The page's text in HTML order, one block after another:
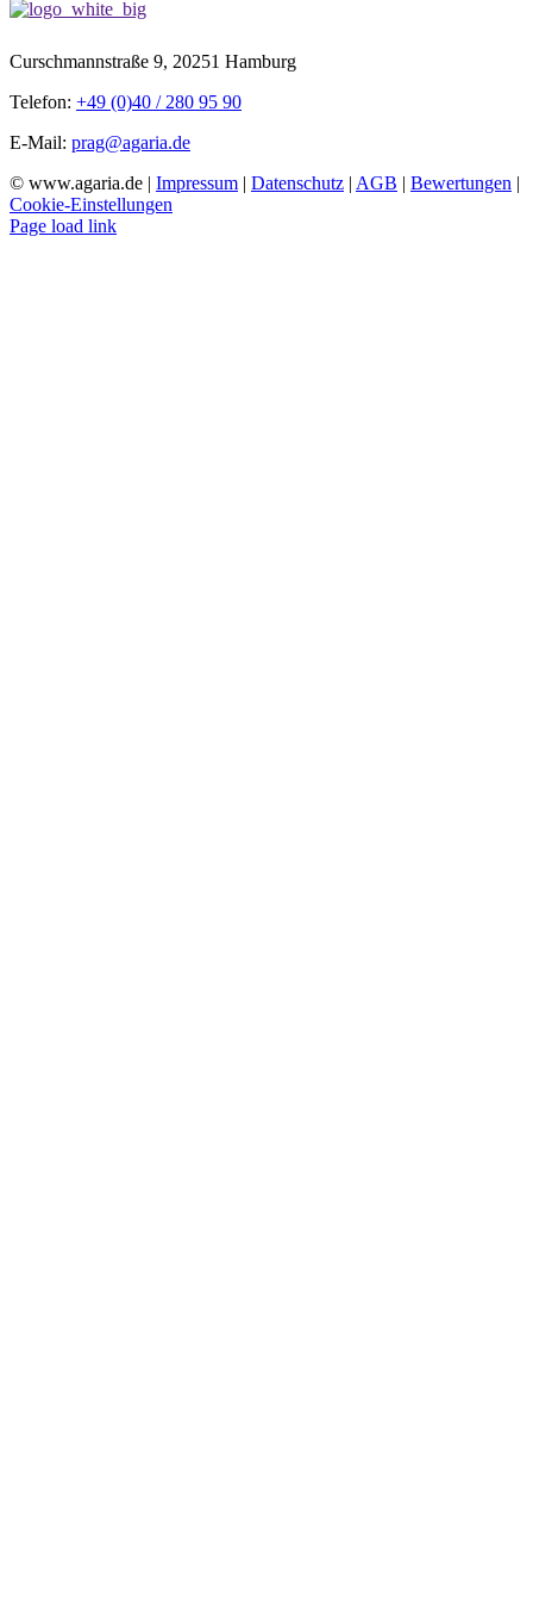
Curschmannstraße 9, 20251 Hamburg
Telefon: +49 (0)40 / 280 95 90
E-Mail: prag@agaria.de
© www.agaria.de | Impressum | Datenschutz | AGB | Bewertungen |
Cookie-Einstellungen
Page load link